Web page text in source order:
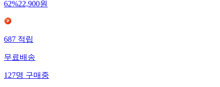
62%22,900원
687적립
무료배송
127명구매중